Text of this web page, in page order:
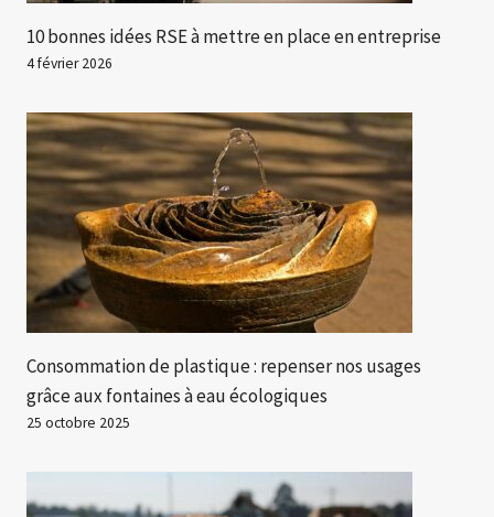
10 bonnes idées RSE à mettre en place en entreprise
4 février 2026
Consommation de plastique : repenser nos usages
grâce aux fontaines à eau écologiques
25 octobre 2025